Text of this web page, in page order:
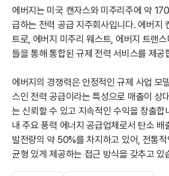
에버지는 미국 캔자스와 미주리주에 약
급하는 전력 공급 지주회사입니다. 에버지
트로, 에버지 미주리 웨스트, 에버지 트랜
들을 통해 통합된 규제 전력 서비스를 제공
에버지의 경쟁력은 안정적인 규제 사업 모
스인 전력 공급이라는 특성으로 매출이 상
는 신뢰할 수 있고 지속적인 수익을 창출합
내 주요 풍력 에너지 공급업체로서 탄소 배
발전량의 약 50%를 차지하고 있어, 전통
균형 있게 제공하는 접근 방식을 갖추고 있